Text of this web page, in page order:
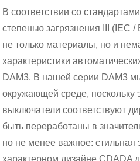
В соответствии со
степенью загрязнения III (IEC
не только материалы, но и
характеристики
DAM3. В нашей серии DAM3
окружающей среде, поскольку
выключатели соответствуют
быть переработаны в
но не менее важное: стильная
характерном дизайне CDADA